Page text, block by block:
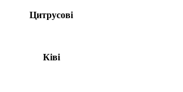
Цитрусові
Ківі